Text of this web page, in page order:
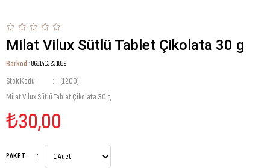
Milat Vilux Sütlü Tablet Çikolata 30 g
Barkod : 8681413231889
Stok Kodu
(1200)
Milat Vilux Sütlü Tablet Çikolata 30 g
₺30,00
PAKET :